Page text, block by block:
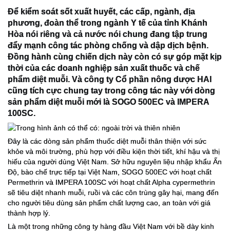
Để kiểm soát sốt xuất huyết, các cấp, ngành, địa
phương, đoàn thể trong ngành Y tế của tỉnh Khánh
Hòa nói riêng và cả nước nói chung đang tập trung
đẩy mạnh công tác phòng chống và dập dịch bệnh.
Đồng hành cùng chiến dịch này còn có sự góp mặt kịp
thời của các doanh nghiệp sản xuất thuốc và chế
phẩm diệt muỗi. Và công ty Cổ phần nông dược HAI
cũng tích cực chung tay trong công tác này với dòng
sản phẩm diệt muỗi mới là SOGO 500EC và IM PERA
100SC.
Đây là các dòng sản phẩm thuốc diệt muỗi thân thiện với sức
khỏe và môi trường, phù hợp với điều kiện thời tiết, khí hậu và thị
hiếu của người dùng Việt Nam. Sở hữu nguyên liệu nhập khẩu Ấn
Độ, bào chế trực tiếp tại Việt Nam, SOGO 500EC với hoạt chất
Permethrin và IMPERA 100SC với hoạt chất Alpha cypermethrin
sẽ tiêu diệt nhanh muỗi, ruồi và các côn trùng gây hại, mang đến
cho người tiêu dùng sản phẩm chất lượng cao, an toàn với giá
thành hợp lý.
Là một trong những công ty hàng đầu Việt Nam với bề dày kinh